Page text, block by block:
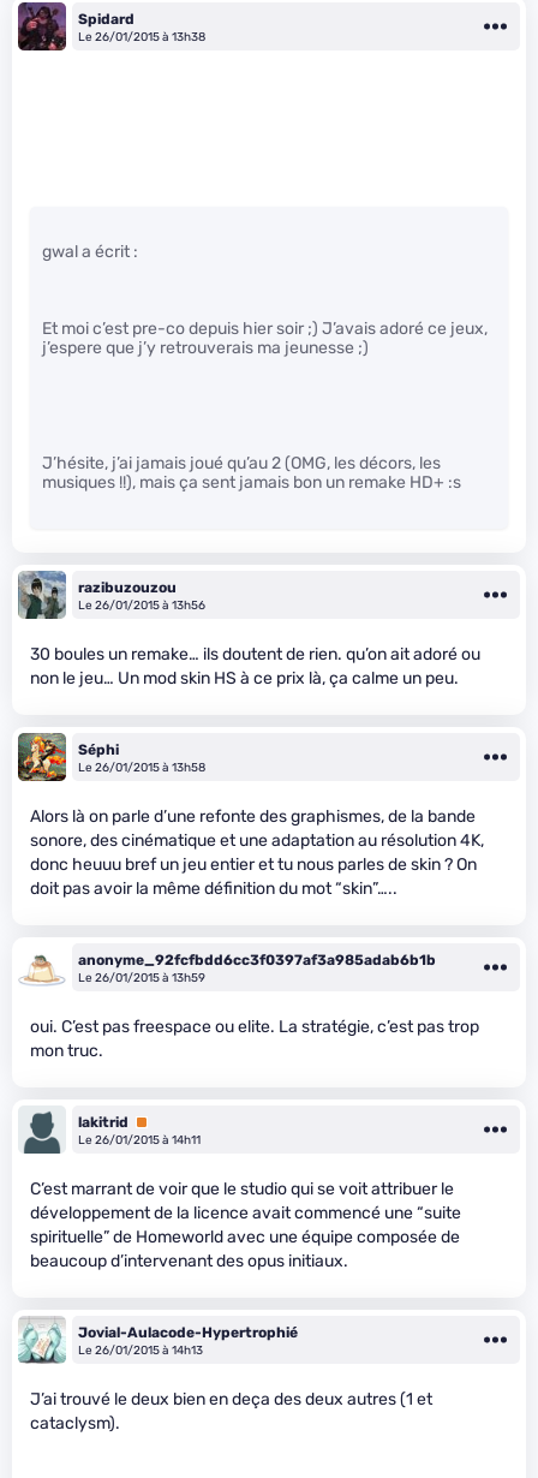
Spidard
Le 26/01/2015 à 13h38
gwal a écrit :
Et moi c’est pre-co depuis hier soir ;) J’avais adoré ce jeux,
j’espere que j’y retrouverais ma jeunesse ;)
J’hésite, j’ai jamais joué qu’au 2 (OMG, les décors, les
musiques !!), mais ça sent jamais bon un remake HD+ :s
razibuzouzou
Le 26/01/2015 à 13h56
30 boules un remake… ils doutent de rien. qu’on ait adoré ou
non le jeu… Un mod skin HS à ce prix là, ça calme un peu.
Séphi
Le 26/01/2015 à 13h58
Alors là on parle d’une refonte des graphismes, de la bande
sonore, des cinématique et une adaptation au résolution 4K,
donc heuuu bref un jeu entier et tu nous parles de skin ? On
doit pas avoir la même définition du mot “skin”…..
anonyme_92fcfbdd6cc3f0397af3a985adab6b1b
Le 26/01/2015 à 13h59
oui. C’est pas freespace ou elite. La stratégie, c’est pas trop
mon truc.
lakitrid
Premium
Le 26/01/2015 à 14h11
C’est marrant de voir que le studio qui se voit attribuer le
développement de la licence avait commencé une “suite
spirituelle” de Homeworld avec une équipe composée de
beaucoup d’intervenant des opus initiaux.
Jovial-Aulacode-Hypertrophié
Le 26/01/2015 à 14h13
J’ai trouvé le deux bien en deça des deux autres (1 et
cataclysm).